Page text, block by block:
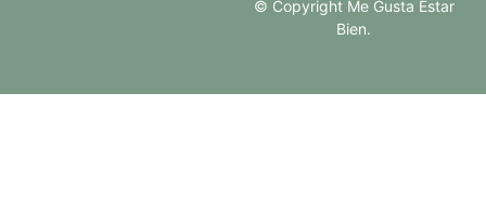
© Copyright Me Gusta Estar
Bien.